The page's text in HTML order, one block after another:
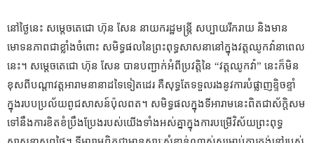
នៅថ្ងៃនេះ សម្តេចតេជោ ហ៊ុន សែន នាយករដ្ឋមន្ត្រី សប្បាយរីករាយ និងមាន
មោទនភាពជាខ្លាំងចំពោះ សមិទ្ធផលនៃព្រះពុទ្ធសាសនានៅក្នុងវត្តឈូកវ៉ានាពេល
នេះ។ សម្តេចតេជោ ហ៊ុន សែន បានបញ្ជាក់អំពីប្រវត្តិនៃ “វត្តឈូកវ៉ា” នេះក៏មិន
ខុសពីបណ្តាវត្តអារាមនានាដទៃទៀតដេរ គឺសុទ្ធតែទទួលរងនូវការបំផ្លាញខ្ទិចខ្ទាំ
ក្នុងរបបប្រល័យពូជសាសន៍ប៉ុលពត។ សមិទ្ធផលក្នុងទីអារាមនេះពិតជាស័ក្តិសម
ទៅនឹងការខិតខំប្រឹងប្រែងរបស់យើងទាំងអស់គ្នាក្នុងការបម្រើវិស័យព្រះពុទ្ធ